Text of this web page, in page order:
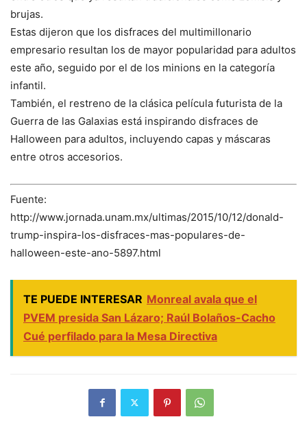
brujas.
Estas dijeron que los disfraces del multimillonario
empresario resultan los de mayor popularidad para adultos
este año, seguido por el de los minions en la categoría
infantil.
También, el restreno de la clásica película futurista de la
Guerra de las Galaxias está inspirando disfraces de
Halloween para adultos, incluyendo capas y máscaras
entre otros accesorios.
Fuente:
http://www.jornada.unam.mx/ultimas/2015/10/12/donald-
trump-inspira-los-disfraces-mas-populares-de-
halloween-este-ano-5897.html
TE PUEDE INTERESAR Monreal avala que el
PVEM presida San Lázaro; Raúl Bolaños-Cacho
Cué perfilado para la Mesa Directiva